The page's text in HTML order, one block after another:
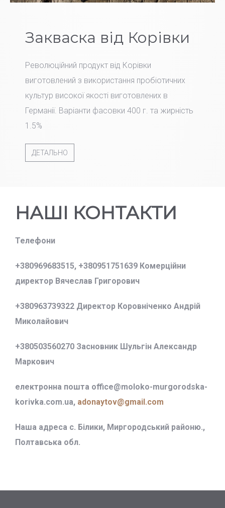
Закваска від Корівки
Революційний продукт від Корівки
виготовлений з використання пробіотичних
культур високої якості виготовлених в
Германії. Варіанти фасовки 400 г. та жирність
1.5%
ДЕТАЛЬНО
НАШІ КОНТАКТИ
Телефони
+380969683515, +380951751639 Комерційни
директор Вячеслав Григорович
+380963739322 Директор Коровніченко Андрій
Миколайович
+380503560270 Засновник Шульгін Александр
Маркович
електронна пошта office@moloko-murgorodska-
korivka.com.ua, adonaytov@gmail.com
Наша адреса с. Білики, Миргородський районю.,
Полтавська обл.